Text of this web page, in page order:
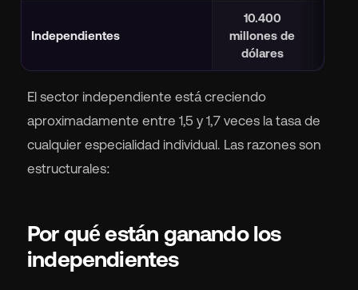
Independientes
10.400
millones de
dólares
El sector independiente está creciendo
aproximadamente entre 1,5 y 1,7 veces la tasa de
cualquier especialidad individual. Las razones son
estructurales:
Por qué están ganando los
independientes